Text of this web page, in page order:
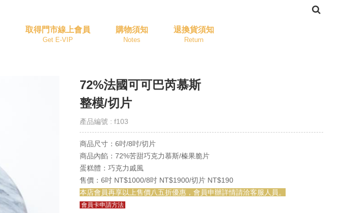
取得門市線上會員
Get E-VIP
購物須知
Notes
退換貨須知
Return
72%法國可可巴芮慕斯
整模/切片
產品編號 : f103
商品尺寸：6吋/8吋/切片
商品內餡：72%苦甜巧克力慕斯/榛果脆片
蛋糕體：巧克力戚風
售價：6吋 NT$1000/8吋 NT$1900/切片 NT$190
本店會員再享以上售價八五折優惠，會員申辦詳情請洽客服人員。
會員卡申請方法